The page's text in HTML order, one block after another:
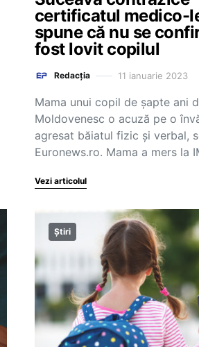
certificatul medico-
spune că nu se
fost lovit copilul
Redacția 11 ianuarie 2023
Mama unui copil de șapte ani
Moldovenesc o acuză pe o
agresat băiatul fizic și verbal,
Euronews.ro. Mama a mers la
Vezi articolul
Știri